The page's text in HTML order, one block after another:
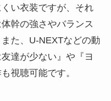
い衣装ですが、それ
幹の強さやバランス
た、U-NEXTなどの動
達が少ない』や『ヨ
視聴可能です。